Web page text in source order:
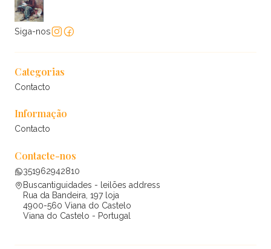
Siga-nos
Categorias
Contacto
Informação
Contacto
Contacte-nos
351962942810
Buscantiguidades - leilões address
Rua da Bandeira, 197 loja
4900-560 Viana do Castelo
Viana do Castelo - Portugal